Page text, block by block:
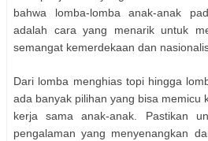
bahwa lomba-lomba anak-anak
adalah cara yang menarik untuk
semangat kemerdekaan dan
Dari lomba menghias topi hingga
ada banyak pilihan yang bisa memicu
kerja sama anak-anak. Pastikan
pengalaman yang menyenangkan